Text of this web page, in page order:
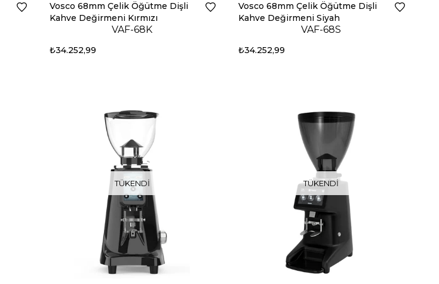
Vosco 68mm Çelik Öğütme Dişli
Kahve Değirmeni Kırmızı
VAF-68K
₺34.252,99
Vosco 68mm Çelik Öğütme Dişli
Kahve Değirmeni Siyah
VAF-68S
₺34.252,99
TÜKENDI TÜKENDI